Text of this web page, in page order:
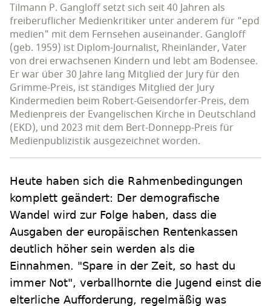
Tilmann P. Gangloff setzt sich seit 40 Jahren als
freiberuflicher Medienkritiker unter anderem für "epd
medien" mit dem Fernsehen auseinander. Gangloff
(geb. 1959) ist Diplom-Journalist, Rheinländer, Vater
von drei erwachsenen Kindern und lebt am Bodensee.
Er war über 30 Jahre lang Mitglied der Jury für den
Grimme-Preis, ist ständiges Mitglied der Jury
Kindermedien beim Robert-Geisendörfer-Preis, dem
Medienpreis der Evangelischen Kirche in Deutschland
(EKD), und 2023 mit dem Bert-Donnepp-Preis für
Medienpublizistik ausgezeichnet worden.
Heute haben sich die Rahmenbedingungen
komplett geändert: Der demografische
Wandel wird zur Folge haben, dass die
Ausgaben der europäischen Rentenkassen
deutlich höher sein werden als die
Einnahmen. "Spare in der Zeit, so hast du
immer Not", verballhornte die Jugend einst die
elterliche Aufforderung, regelmäßig was